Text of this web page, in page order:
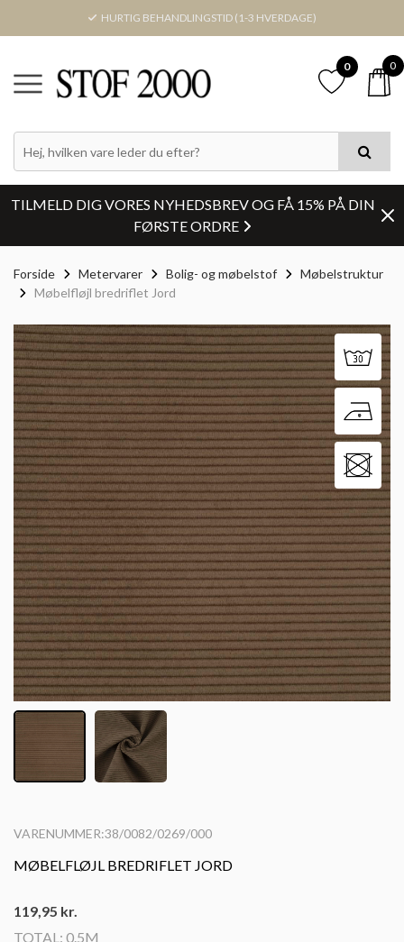
HURTIG BEHANDLINGSTID (1-3 HVERDAGE)
0 0
TILMELD DIG VORES NYHEDSBREV OG FÅ 15% PÅ DIN
FØRSTE ORDRE
Forside Metervarer Bolig- og møbelstof
Møbelstruktur
Møbelfløjl bredriflet Jord
VARENUMMER:38/0082/0269/000
MØBELFLØJL BREDRIFLET JORD
119,95 kr.
TOTAL: 0.5M